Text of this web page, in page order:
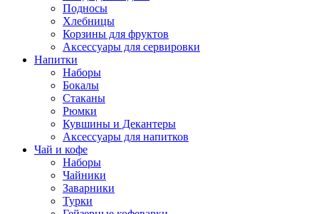
Подносы
Хлебницы
Корзины для фруктов
Аксессуары для сервировки
Напитки
Наборы
Бокалы
Стаканы
Рюмки
Кувшины и Декантеры
Аксессуары для напитков
Чай и кофе
Наборы
Чайники
Заварники
Турки